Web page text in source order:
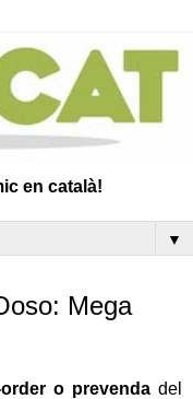
en català!
▼
Mega
order o prevendadel